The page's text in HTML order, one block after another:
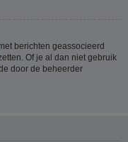
berichten geassocieerd
Of je al dan niet gebruik
door de beheerder